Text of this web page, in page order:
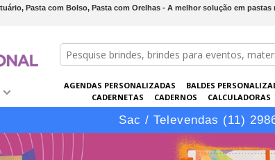
Pasta com Bolso, Pasta com Orelhas - A melhor solução em
AGENDAS PERSONALIZADAS BALDES
CADERNETAS
CADERNOS CALCULADORAS
CONJUNTOS DE BRINDES
COPOS ELETRÔNICOS
Sac / Televendas (11)